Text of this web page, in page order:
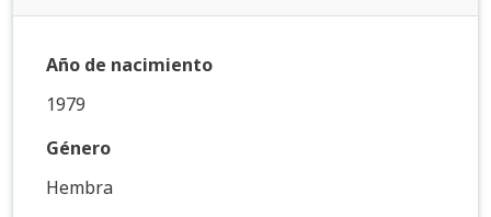
Año de nacimiento
1979
Género
Hembra